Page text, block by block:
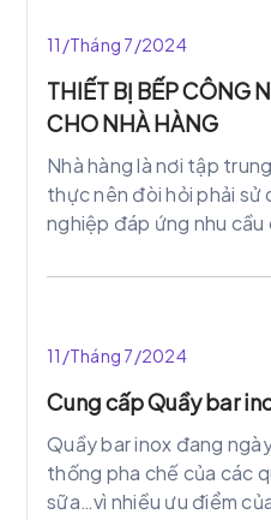
11/Tháng 7/2024
THIẾT BỊ BẾP CÔNG
CHO NHÀ HÀNG
Nhà hàng là nơi tập
thực nên đòi hỏi phải
nghiệp đáp ứng nhu cầu
cũng là bài toán khó
hàng, khách sạn,..
11/Tháng 7/2024
Cung cấp Quầy bar
Quầy bar inox đang
thống pha chế của các
sữa…vì nhiều ưu điểm